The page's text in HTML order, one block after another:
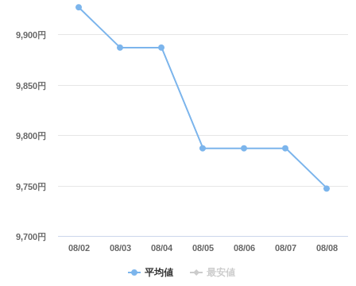
平均値 最安値
08/02 08/03 08/04 08/05 08/06 08/07 08/08
9,700円
9,750円
9,800円
9,850円
9,900円